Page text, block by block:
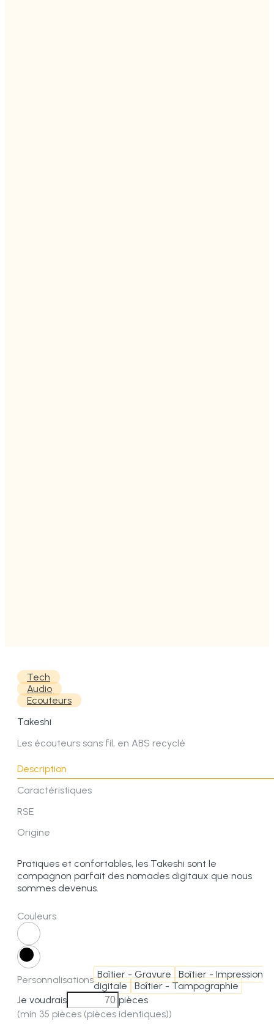
Tech
Audio
Ecouteurs
Takeshi
Les écouteurs sans fil, en ABS recyclé
Description
Caractéristiques
RSE
Origine
Pratiques et confortables, les Takeshi sont le
compagnon parfait des nomades digitaux que nous
sommes devenus.
Couleurs
Personnalisations Boîtier - Gravure
Boîtier - Impression
digitale
Boîtier - Tampographie
Je voudrais
pièces
(min 35 pièces (pièces identiques))